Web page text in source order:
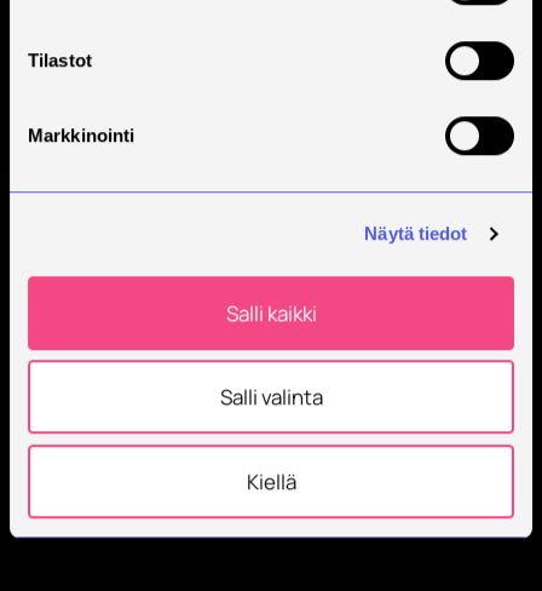
Tilastot
Markkinointi
Näytä tiedot
Salli kaikki
Salli valinta
Kiellä